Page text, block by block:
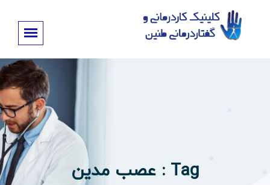
Tag : عصب مدین